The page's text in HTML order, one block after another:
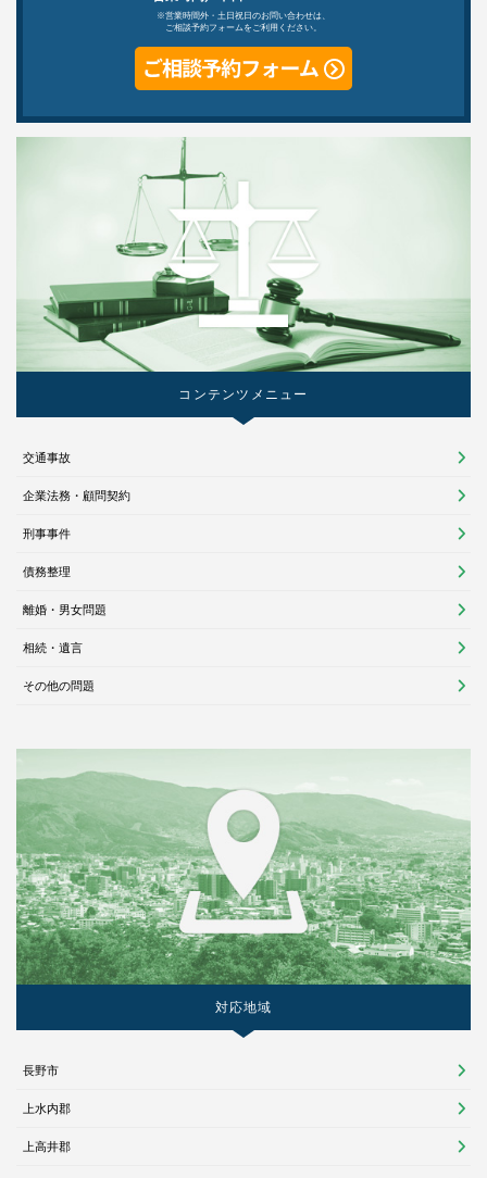
※営業時間外・土日祝日のお問い合わせは、
ご相談予約フォームをご利用ください。
コンテンツメニュー
交通事故
企業法務・顧問契約
刑事事件
債務整理
離婚・男女問題
相続・遺言
その他の問題
対応地域
長野市
上水内郡
上高井郡